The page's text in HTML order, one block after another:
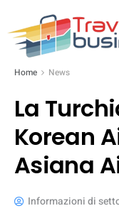
Home News
La
Korean
Asiana
Informazioni di